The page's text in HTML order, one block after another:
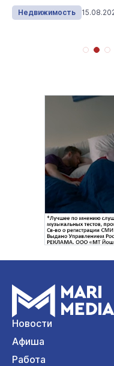
Недвижимость
Новости
Афиша
Работа